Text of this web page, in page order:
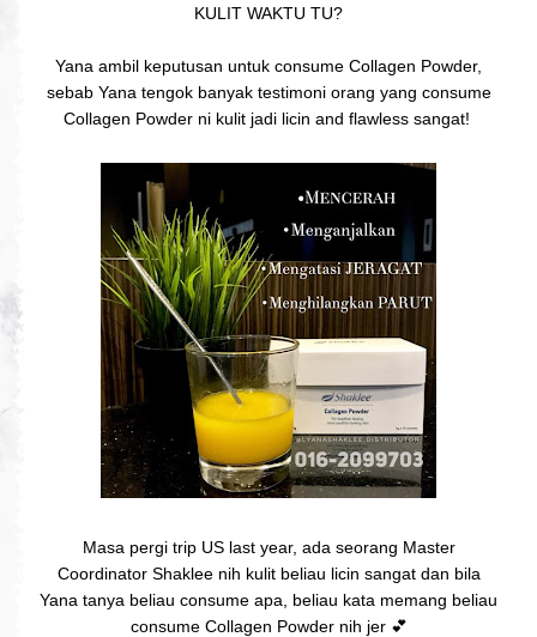
KULIT WAKTU TU?
Yana ambil keputusan untuk consume Collagen Powder,
sebab Yana tengok banyak testimoni orang yang consume
Collagen Powder ni kulit jadi licin and flawless sangat!
Masa pergi trip US last year, ada seorang Master
Coordinator Shaklee nih kulit beliau licin sangat dan bila
Yana tanya beliau consume apa, beliau kata memang beliau
consume Collagen Powder nih jer 💕